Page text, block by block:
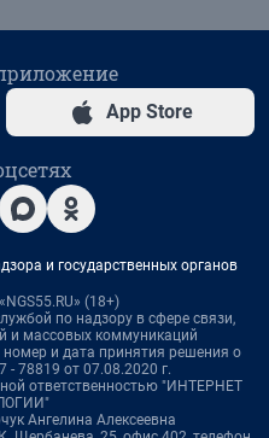
App Store
и государственных органов
(18+)
по надзору в сфере связи,
и массовых коммуникаций
и дата принятия решения о
78819 от 07.08.2020 г.
ответственностью "ИНТЕРНЕТ
Ангелина Алексеевна